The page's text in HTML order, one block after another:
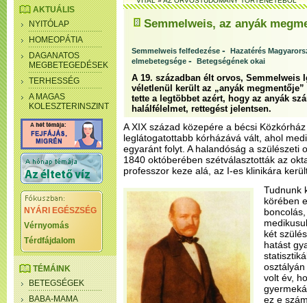
AKTUÁLIS
NYITÓLAP
HOMEOPÁTIA
DAGANATOS
MEGBETEGEDÉSEK
TERHESSÉG
A MAGAS
KOLESZTERINSZINT
NYÁRI EGÉSZSÉG
Vérnyomás
Térdfájdalom
TÉMÁINK
BETEGSÉGEK
BABA-MAMA
Semmelweis, az anyák
Semmelweis felfedezése - Hazatérés
elmebetegsége - Betegségének okai
A 19. században élt orvos, Semmelweis
véletlenül került az „anyák
tette a legtöbbet azért, hogy az anyák
halálfélelmet, rettegést jelentsen.
A XIX század közepére a bécsi
leglátogatottabb kórházává vált, ahol
egyaránt folyt. A halandóság a szülészeti
1840 októberében szétválasztották az
professzor keze alá, az I-es klinikára
Tudnunk
körében
két
hatást
volt év,
ez e